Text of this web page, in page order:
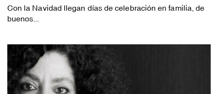
Con la Navidad llegan días de celebración en familia, de
buenos...